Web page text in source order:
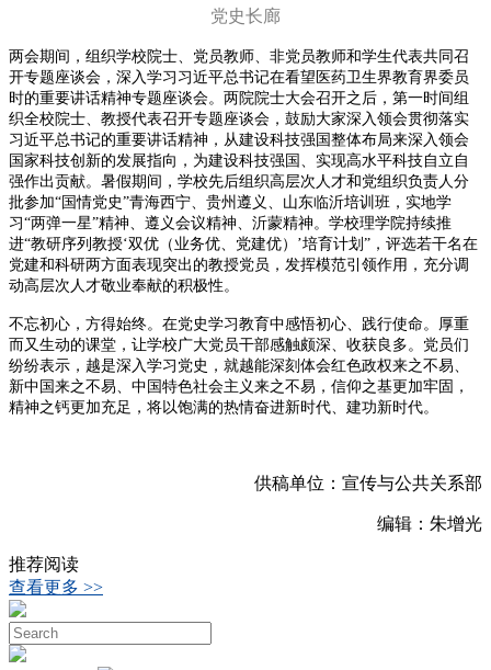
党史长廊
两会期间，组织学校院士、党员教师、非党员教师和学生代表共同召
开专题座谈会，深入学习习近平总书记在看望医药卫生界教育界委员
时的重要讲话精神专题座谈会。两院院士大会召开之后，第一时间组
织全校院士、教授代表召开专题座谈会，鼓励大家深入领会贯彻落实
习近平总书记的重要讲话精神，从建设科技强国整体布局来深入领会
国家科技创新的发展指向，为建设科技强国、实现高水平科技自立自
强作出贡献。暑假期间，学校先后组织高层次人才和党组织负责人分
批参加“国情党史”青海西宁、贵州遵义、山东临沂培训班，实地学
习“两弹一星”精神、遵义会议精神、沂蒙精神。学校理学院持续推
进“教研序列教授‘双优（业务优、党建优）’培育计划”，评选若干名在
党建和科研两方面表现突出的教授党员，发挥模范引领作用，充分调
动高层次人才敬业奉献的积极性。
不忘初心，方得始终。在党史学习教育中感悟初心、践行使命。厚重
而又生动的课堂，让学校广大党员干部感触颇深、收获良多。党员们
纷纷表示，越是深入学习党史，就越能深刻体会红色政权来之不易、
新中国来之不易、中国特色社会主义来之不易，信仰之基更加牢固，
精神之钙更加充足，将以饱满的热情奋进新时代、建功新时代。
供稿单位：宣传与公共关系部
编辑：朱增光
推荐阅读
查看更多 >>